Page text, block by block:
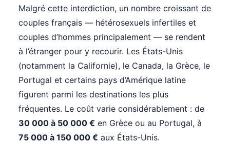
Malgré cette interdiction, un nombre croissant de
couples français — hétérosexuels infertiles et
couples d’hommes principalement — se rendent
à l’étranger pour y recourir. Les États-Unis
(notamment la Californie), le Canada, la Grèce, le
Portugal et certains pays d’Amérique latine
figurent parmi les destinations les plus
fréquentes. Le coût varie considérablement : de
30 000 à 50 000 € en Grèce ou au Portugal, à
75 000 à 150 000 € aux États-Unis.